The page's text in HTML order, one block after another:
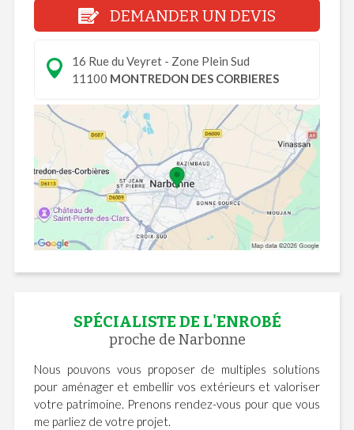
DEMANDER UN DEVIS
16 Rue du Veyret - Zone Plein Sud
11100 MONTREDON DES CORBIERES
SPÉCIALISTE DE L'ENROBÉ
proche de Narbonne
Nous pouvons vous proposer de multiples solutions
pour aménager et embellir vos extérieurs et valoriser
votre patrimoine. Prenons rendez-vous pour que vous
me parliez de votre projet.